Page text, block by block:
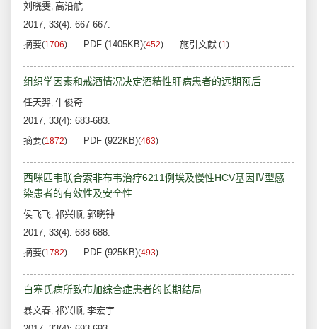
刘晓雯, 高沿航
2017, 33(4): 667-667.
摘要(1706) PDF (1405KB)(452) 施引文献 (1)
组织学因素和戒酒情况决定酒精性肝病患者的远期预后
任天羿, 牛俊奇
2017, 33(4): 683-683.
摘要(1872) PDF (922KB)(463)
西咪匹韦联合索非布韦治疗6211例埃及慢性HCV基因Ⅳ型感
染患者的有效性及安全性
侯飞飞, 祁兴顺, 郭晓钟
2017, 33(4): 688-688.
摘要(1782) PDF (925KB)(493)
白塞氏病所致布加综合症患者的长期结局
暴文春, 祁兴顺, 李宏宇